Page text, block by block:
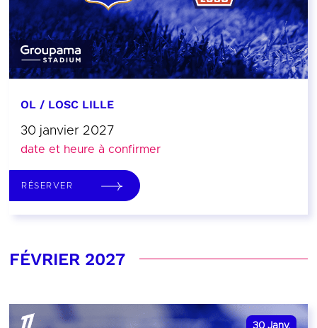
OL / LOSC LILLE
30 janvier 2027
date et heure à confirmer
RÉSERVER
FÉVRIER 2027
30 Janv.